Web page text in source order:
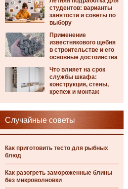
студентов: варианты
занятости и советы по
выбору
Применение
известнякового щебня
в строительстве и его
основные достоинства
Что влияет на срок
службы шкафа:
конструкция, стены,
крепеж и монтаж
Случайные советы
Как приготовить тесто для рыбных
блюд
Как разогреть замороженные блины
без микроволновки